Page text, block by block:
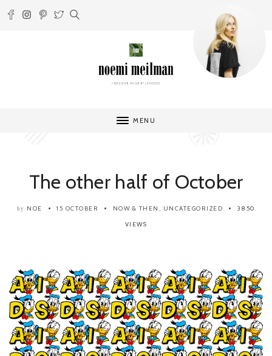
MENU
The other half of October
by NOE 15 OCTOBER NOW & THEN , UNCATEGORIZED
3850
VIEWS